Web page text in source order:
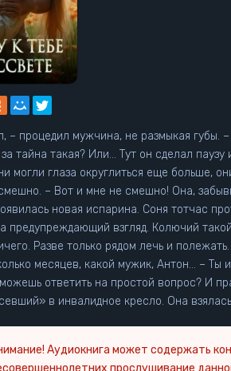
– процедил мужчина, не размыкая губы.
тайна такая? Или… Тут он сделал
могли глаза округлиться еще больше,
– Вот и мне не смешно! Она,
новая испарина. Соня тотчас
предупреждающий взгляд. Колючий
Разве только рядом лечь и
месяцев, какой мужик, Антон… – Ты
ответить на простой вопрос? И
в инвалидное кресло. Она
Аудиокнига может содержать
прослушивание